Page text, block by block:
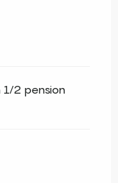
1/2 pension